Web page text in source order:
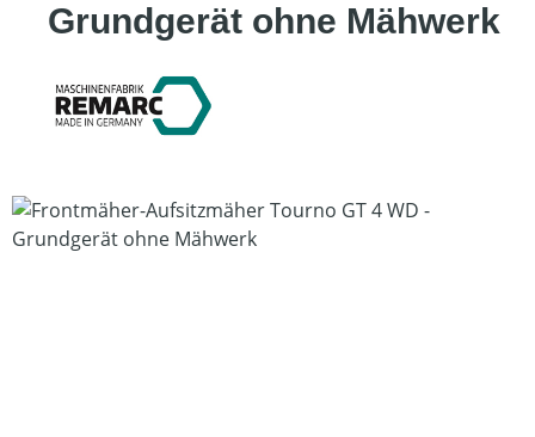
Grundgerät ohne Mähwerk
Bildergalerie überspringen